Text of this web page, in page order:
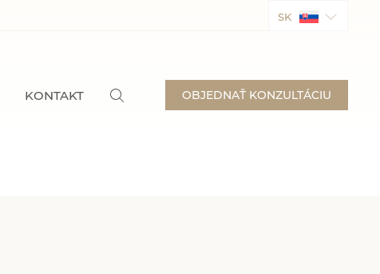
SK
KONTAKT OBJEDNAŤ KONZULTÁCIU